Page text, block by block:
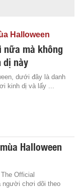
Halloween
nữa mà không
dị này
dưới đây là danh
kinh dị và lấy ...
Halloween
Official
người chơi dõi theo